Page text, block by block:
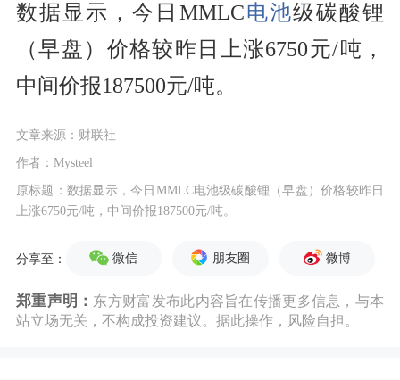
数据显示，今日MMLC电池级碳酸锂
（早盘）价格较昨日上涨6750元/吨，
中间价报187500元/吨。
文章来源：财联社
作者：Mysteel
原标题：数据显示，今日MMLC电池级碳酸锂（早盘）价格较昨日
上涨6750元/吨，中间价报187500元/吨。
分享至： 微信 朋友圈 微博
郑重声明： 东方财富发布此内容旨在传播更多信息，与本
站立场无关，不构成投资建议。据此操作，风险自担。